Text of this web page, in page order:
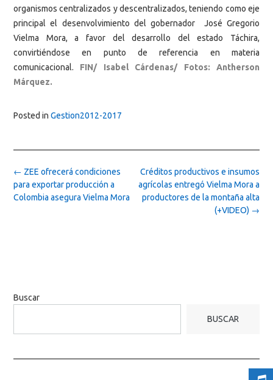
organismos centralizados y descentralizados, teniendo como eje
principal el desenvolvimiento del gobernador José Gregorio
Vielma Mora, a favor del desarrollo del estado Táchira,
convirtiéndose en punto de referencia en materia
comunicacional. FIN/ Isabel Cárdenas/ Fotos: Antherson
Márquez.
Posted in Gestion2012-2017
Post
navigation
Créditos productivos e insumos
agrícolas entregó Vielma Mora a
productores de la montaña alta
(+VIDEO) →
← ZEE ofrecerá condiciones
para exportar producción a
Colombia asegura Vielma Mora
Buscar
BUSCAR